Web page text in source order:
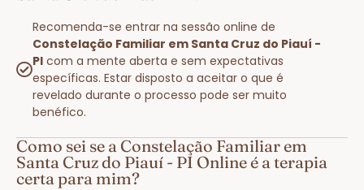
Recomenda-se entrar na sessão online de
Constelação Familiar em Santa Cruz do Piauí -
PI com a mente aberta e sem expectativas
específicas. Estar disposto a aceitar o que é
revelado durante o processo pode ser muito
benéfico.
Como sei se a Constelação Familiar em
Santa Cruz do Piauí - PI Online é a terapia
certa para mim?